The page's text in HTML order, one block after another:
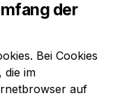
der
Bei Cookies
die im
auf